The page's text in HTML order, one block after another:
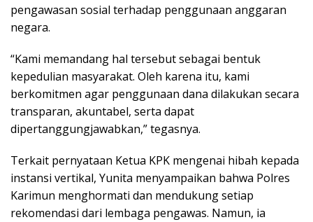
pengawasan sosial terhadap penggunaan anggaran
negara.
“Kami memandang hal tersebut sebagai bentuk
kepedulian masyarakat. Oleh karena itu, kami
berkomitmen agar penggunaan dana dilakukan secara
transparan, akuntabel, serta dapat
dipertanggungjawabkan,” tegasnya.
Terkait pernyataan Ketua KPK mengenai hibah kepada
instansi vertikal, Yunita menyampaikan bahwa Polres
Karimun menghormati dan mendukung setiap
rekomendasi dari lembaga pengawas. Namun, ia